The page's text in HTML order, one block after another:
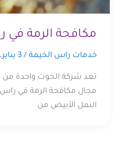
مكافحة الرمة في
خدمات راس الخيمة/3 يناير، 2026
تعد شركة الحوت واحدة من
مجال مكافحة الرمة في راس
النمل الأبيض من